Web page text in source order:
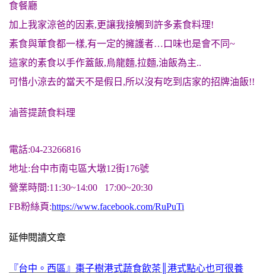
食餐廳
加上我家涼爸的因素,更讓我接觸到許多素食料理!
素食與葷食都一樣,有一定的擁護者…口味也是會不同~
這家的素食以手作蓋飯,烏龍麵,拉麵,油飯為主..
可惜小涼去的當天不是假日,所以沒有吃到店家的招牌油飯!!
滷菩提蔬食料理
電話:04-23266816
地址:台中市南屯區大墩12街176號
營業時間:11:30~14:00 17:00~20:30
FB粉絲頁:https://www.facebook.com/RuPuTi
延伸閱讀文章
『台中。西區』棗子樹港式蔬食飲茶║港式點心也可很養